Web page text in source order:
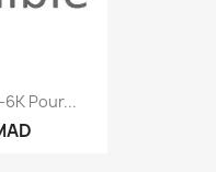
6K Pour...